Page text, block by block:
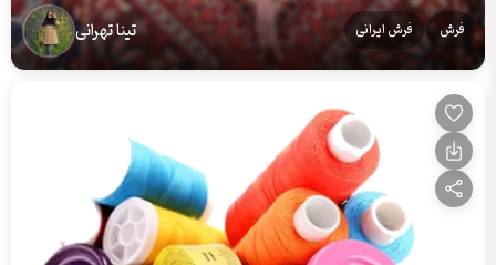
فرش فرش ایرانی تینا تهرانی